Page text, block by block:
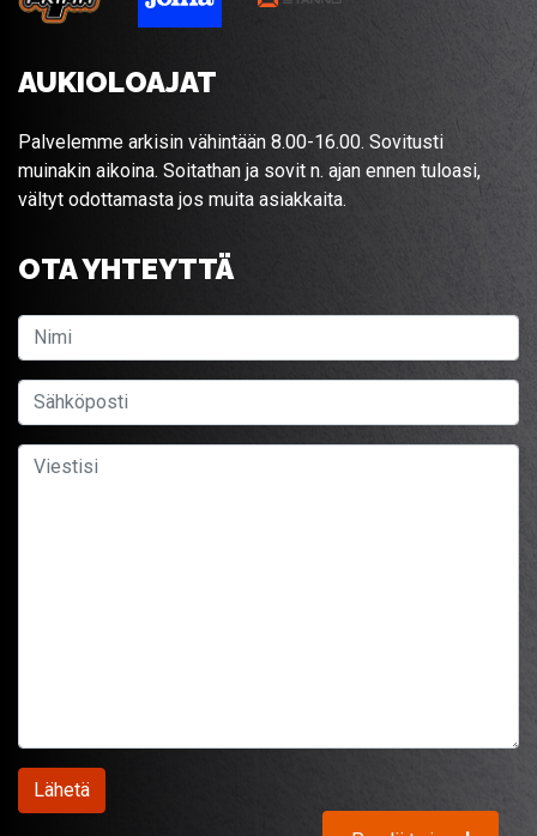
AUKIOLOAJAT
Palvelemme arkisin vähintään 8.00-16.00. Sovitusti
muinakin aikoina. Soitathan ja sovit n. ajan ennen tuloasi,
vältyt odottamasta jos muita asiakkaita.
OTA YHTEYTTÄ